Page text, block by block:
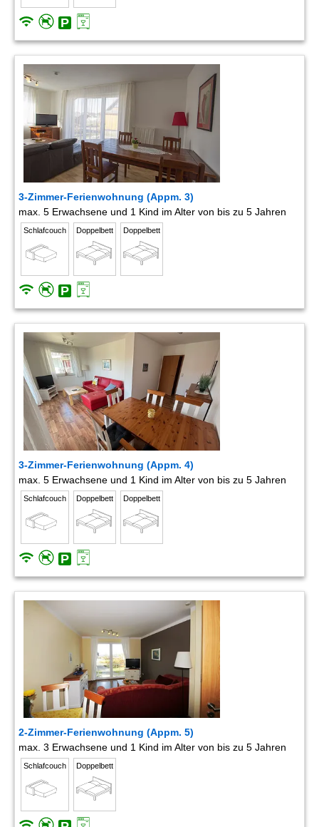
3-Zimmer-Ferienwohnung (Appm. 3)
max. 5 Erwachsene und 1 Kind im Alter von bis zu 5 Jahren
Schlafcouch Doppelbett Doppelbett
3-Zimmer-Ferienwohnung (Appm. 4)
max. 5 Erwachsene und 1 Kind im Alter von bis zu 5 Jahren
Schlafcouch Doppelbett Doppelbett
2-Zimmer-Ferienwohnung (Appm. 5)
max. 3 Erwachsene und 1 Kind im Alter von bis zu 5 Jahren
Schlafcouch Doppelbett